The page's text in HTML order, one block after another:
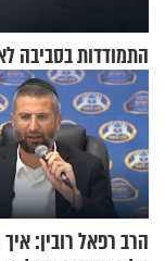
התמודדות בסביבה
הרב רפאל רובין: